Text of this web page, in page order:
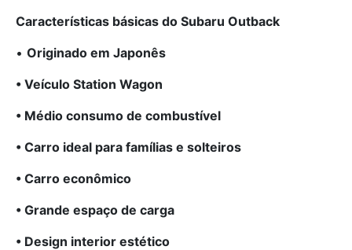
Características básicas do Subaru Outback
• Originado em Japonês
• Veículo Station Wagon
• Médio consumo de combustível
• Carro ideal para famílias e solteiros
• Carro econômico
• Grande espaço de carga
• Design interior estético